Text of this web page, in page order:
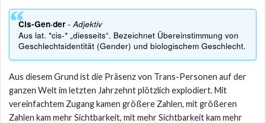
Cis-Gen·der -Adjektiv
Aus lat. *cis-* „diesseits“. Bezeichnet Übereinstimmung von
Geschlechtsidentität (Gender) und biologischem Geschlecht.
Aus diesem Grund ist die Präsenz von Trans-Personen auf der
ganzen Welt im letzten Jahrzehnt plötzlich explodiert. Mit
vereinfachtem Zugang kamen größere Zahlen, mit größeren
Zahlen kam mehr Sichtbarkeit, mit mehr Sichtbarkeit kam mehr